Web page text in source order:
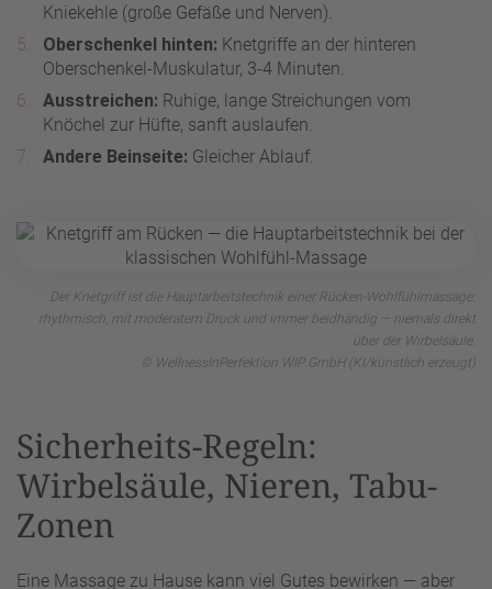
Kniekehle (große Gefäße und Nerven).
Oberschenkel hinten: Knetgriffe an der hinteren
Oberschenkel-Muskulatur, 3-4 Minuten.
Ausstreichen: Ruhige, lange Streichungen vom
Knöchel zur Hüfte, sanft auslaufen.
Andere Beinseite: Gleicher Ablauf.
Der Knetgriff ist die Hauptarbeitstechnik einer Rücken-Wohlfühlmassage:
rhythmisch, mit moderatem Druck und immer beidhändig — niemals direkt
über der Wirbelsäule.
© WellnessInPerfektion WIP GmbH (KI/künstlich erzeugt)
Sicherheits-Regeln:
Wirbelsäule, Nieren, Tabu-
Zonen
Eine Massage zu Hause kann viel Gutes bewirken — aber